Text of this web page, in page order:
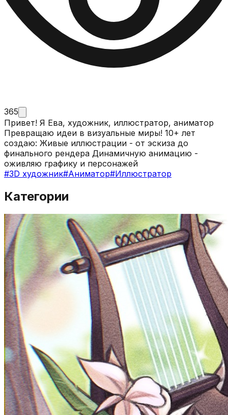
365
Привет! Я Ева, художник, иллюстратор, аниматор
Превращаю идеи в визуальные миры! 10+ лет
создаю: Живые иллюстрации - от эскиза до
финального рендера Динамичную анимацию -
оживляю графику и персонажей
#3D художник#Аниматор#Иллюстратор
Категории